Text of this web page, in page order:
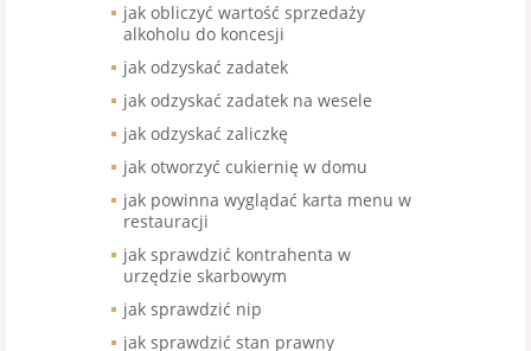
jak obliczyć wartość sprzedaży
alkoholu do koncesji
jak odzyskać zadatek
jak odzyskać zadatek na wesele
jak odzyskać zaliczkę
jak otworzyć cukiernię w domu
jak powinna wyglądać karta menu w
restauracji
jak sprawdzić kontrahenta w
urzędzie skarbowym
jak sprawdzić nip
jak sprawdzić stan prawny